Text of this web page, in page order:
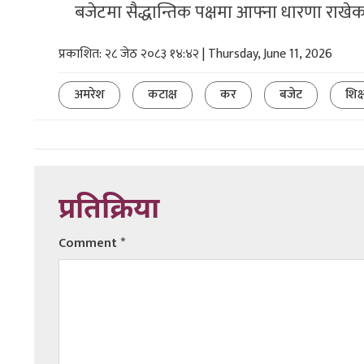
बजेटमा सैद्धान्तिक पक्षमा आफ्ना धारणा
प्रकाशित: २८ जेठ २०८३ १४:४२ | Thursday, June 11, 2026
अमरेश
कटाक्ष कर बजेट
प्रतिक्रिया
Comment*